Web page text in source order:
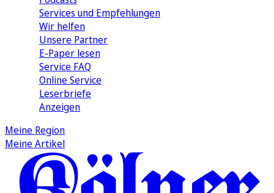
Services und Empfehlungen
Wir helfen
Unsere Partner
E-Paper lesen
Service FAQ
Online Service
Leserbriefe
Anzeigen
Meine Region
Meine Artikel